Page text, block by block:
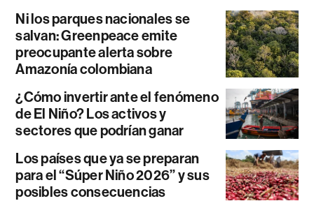
Ni los parques nacionales se
salvan: Greenpeace emite
preocupante alerta sobre
Amazonía colombiana
¿Cómo invertir ante el fenómeno
de El Niño? Los activos y
sectores que podrían ganar
Los países que ya se preparan
para el “Súper Niño 2026” y sus
posibles consecuencias